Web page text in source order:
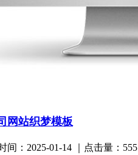
网站织梦模板
间：2025-01-14 ｜点击量：555